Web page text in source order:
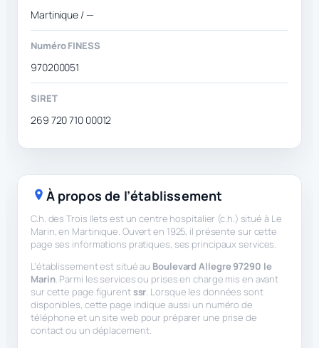
Martinique / —
Numéro FINESS
970200051
SIRET
269 720 710 00012
À propos de l’établissement
C.h. des Trois Ilets est un centre hospitalier (c.h.) situé à Le
Marin, en Martinique. Ouvert en 1925, il présente sur cette
page ses informations pratiques, ses principaux services.
L’établissement est situé au Boulevard Allegre 97290 le
Marin. Parmi les services ou prises en charge mis en avant
sur cette page figurentssr. Lorsque les données sont
disponibles, cette page indique aussi un numéro de
téléphone et un site web pour préparer une prise de
contact ou un déplacement.